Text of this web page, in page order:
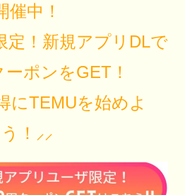
催中！
定！新規アプリDLで
ーポンをGET！
にTEMUを始めよ
う！⸝⸝